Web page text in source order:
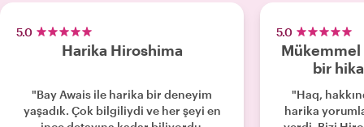
5.0
Harika Hiroshima
"Bay Awais ile harika bir deneyim
yaşadık. Çok bilgiliydi ve her şeyi en
5.0
bir
"Haq,
harika